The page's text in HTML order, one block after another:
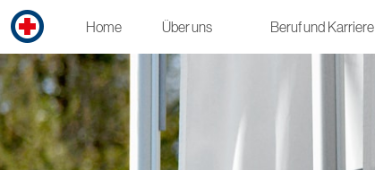
Home Über uns Beruf und Karriere